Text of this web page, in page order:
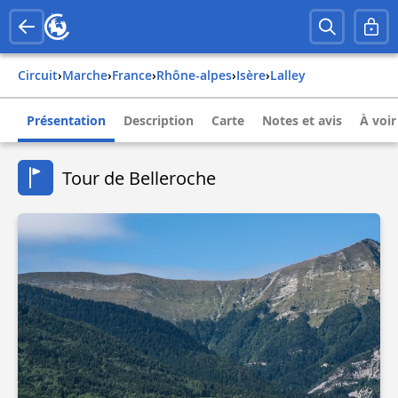
Circuit› Marche› france› rhône-alpes› isère› lalley
Présentation Description Carte Notes et avis À
Tour de Belleroche